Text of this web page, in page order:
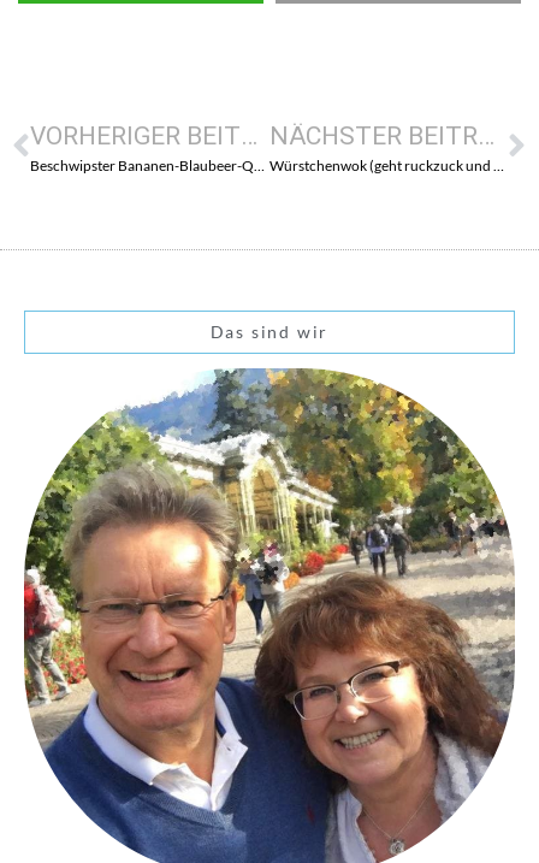
VORHERIGER BEITRAG
Beschwipster Bananen-Blaubeer-Quark (etwas crunchy)
NÄCHSTER BEITRAG
Würstchenwok (geht ruckzuck und schmeckt auch noch…)
Das sind wir